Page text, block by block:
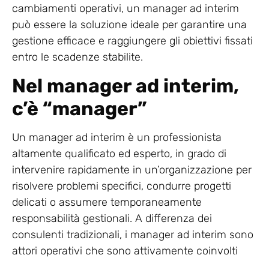
cambiamenti operativi, un manager ad interim
può essere la soluzione ideale per garantire una
gestione efficace e raggiungere gli obiettivi fissati
entro le scadenze stabilite.
Nel manager ad interim,
c’è “manager”
Un manager ad interim è un professionista
altamente qualificato ed esperto, in grado di
intervenire rapidamente in un’organizzazione per
risolvere problemi specifici, condurre progetti
delicati o assumere temporaneamente
responsabilità gestionali. A differenza dei
consulenti tradizionali, i manager ad interim sono
attori operativi che sono attivamente coinvolti